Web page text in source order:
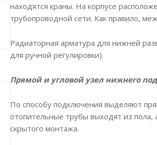
находятся краны. На корпусе
трубопроводной сети. Как правило,
Радиаторная арматура для нижней
для ручной регулировки).
Прямой и угловой узел нижнего
По способу подключения выделяют
отопительные трубы выходят из
скрытого монтажа.